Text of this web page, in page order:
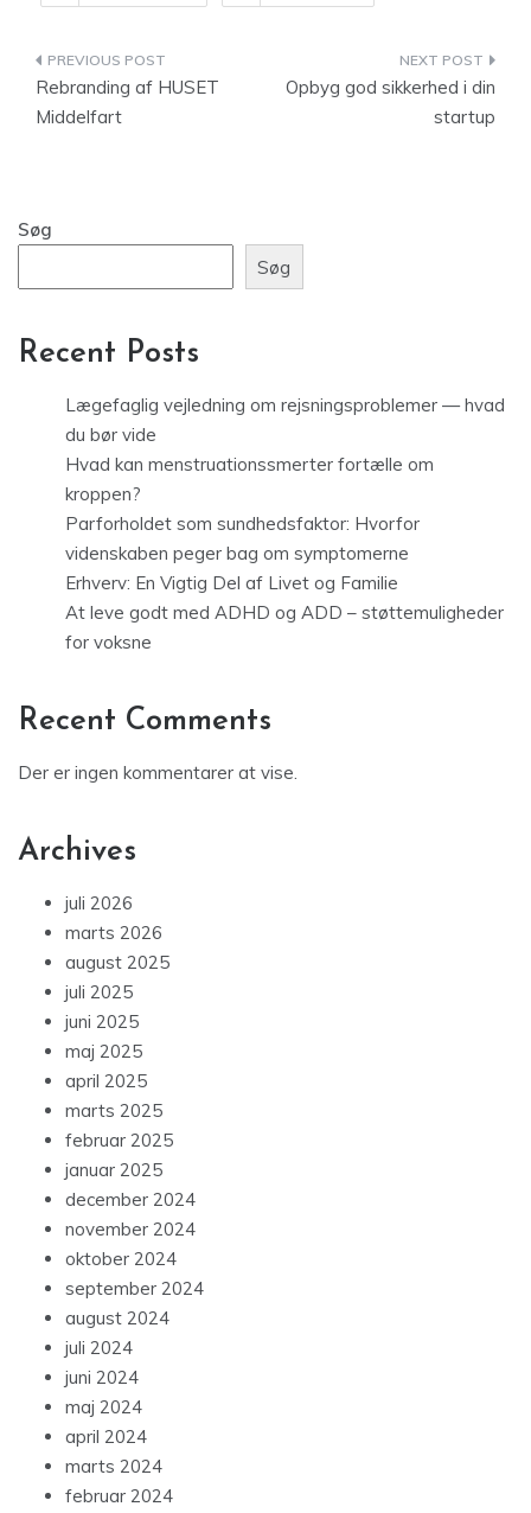
Indlægsnavigation
Rebranding af HUSET
Middelfart
Opbyg god sikkerhed i din
startup
Søg
Søg
Recent Posts
Lægefaglig vejledning om rejsningsproblemer — hvad
du bør vide
Hvad kan menstruationssmerter fortælle om
kroppen?
Parforholdet som sundhedsfaktor: Hvorfor
videnskaben peger bag om symptomerne
Erhverv: En Vigtig Del af Livet og Familie
At leve godt med ADHD og ADD – støttemuligheder
for voksne
Recent Comments
Der er ingen kommentarer at vise.
Archives
juli 2026
marts 2026
august 2025
juli 2025
juni 2025
maj 2025
april 2025
marts 2025
februar 2025
januar 2025
december 2024
november 2024
oktober 2024
september 2024
august 2024
juli 2024
juni 2024
maj 2024
april 2024
marts 2024
februar 2024